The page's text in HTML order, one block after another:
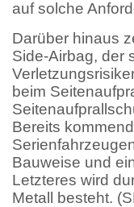
auf solche
Darüber hinaus
Side-Airbag, der
beim
Bereits
Bauweise und
Letzteres wird
Metall besteht.